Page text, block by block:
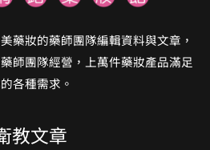
藥妝的藥師團隊編輯資料與文章，
師團隊經營，上萬件藥妝產品滿足
各種需求。
教文章